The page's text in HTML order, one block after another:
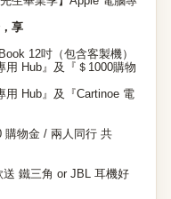
享
12吋（包含客製機）
用 Hub』及『＄1000購物
用 Hub』及『Cartinoe 電
物金 / 兩人同行 共
鐵三角 or JBL 耳機好